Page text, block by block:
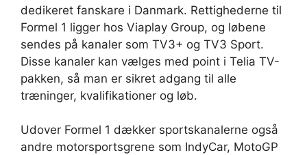
dedikeret fanskare i Danmark. Rettighederne til
Formel 1 ligger hos Viaplay Group, og løbene
sendes på kanaler som TV3+ og TV3 Sport.
Disse kanaler kan vælges med point i Telia TV-
pakken, så man er sikret adgang til alle
træninger, kvalifikationer og løb.
Udover Formel 1 dækker sportskanalerne også
andre motorsportsgrene som IndyCar, MotoGP